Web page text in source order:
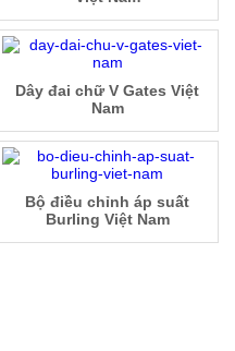
Dây đai chữ V Gates Việt
Nam
Bộ điều chỉnh áp suất
Burling Việt Nam